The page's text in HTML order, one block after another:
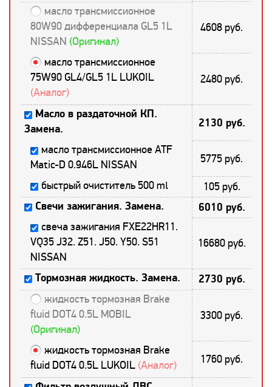
масло трансмиссионное
80W90 дифференциала GL5 1L
NISSAN (Оригинал)
4608 руб.
масло трансмиссионное
75W90 GL4/GL5 1L LUKOIL
(Аналог)
2480 руб.
Масло в раздаточной КП.
Замена.
2130 руб.
масло трансмиссионное ATF
Matic-D 0.946L NISSAN
5775 руб.
быстрый очиститель 500 ml
105 руб.
Свечи зажигания. Замена. 6010 руб.
свеча зажигания FXE22HR11.
VQ35 J32. Z51. J50. Y50. S51
NISSAN
16680 руб.
Тормозная жидкость. Замена. 2730 руб.
жидкость тормозная Brake
fluid DOT4 0.5L MOBIL
(Оригинал)
3300 руб.
жидкость тормозная Brake
fluid DOT4 0.5L LUKOIL (Аналог) 1760 руб.